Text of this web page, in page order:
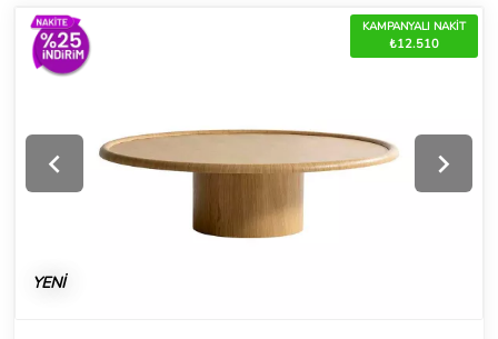
KAMPANYALI NAKİT
₺12.510
YENİ